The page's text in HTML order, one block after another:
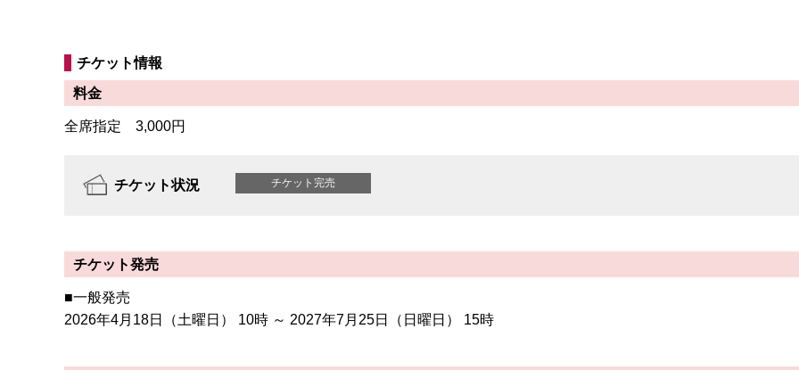
チケット情報
料金
全席指定 3,000円
チケット状況 チケット完売
チケット発売
■一般発売
2026年4月18日
（土曜日） 10時 ～ 2027年7月25日 （日曜日） 15時